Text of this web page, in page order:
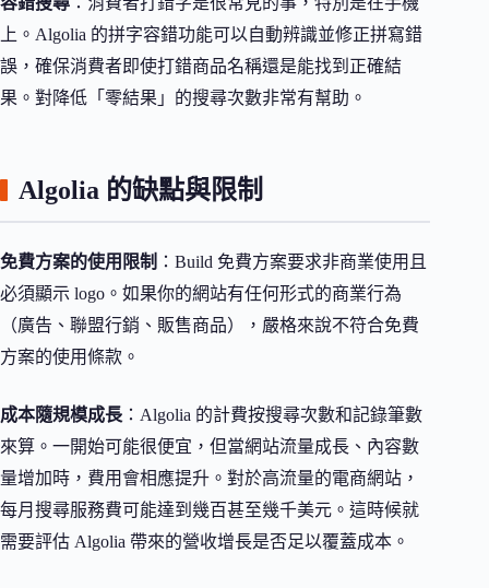
上。Algolia 的拼字容錯功能可以自動辨識並修正拼寫錯
誤，確保消費者即使打錯商品名稱還是能找到正確結
果。對降低「零結果」的搜尋次數非常有幫助。
Algolia 的缺點與限制
免費方案的使用限制 ：Build 免費方案要求非商業使用且
必須顯示 logo。如果你的網站有任何形式的商業行為
（廣告、聯盟行銷、販售商品），嚴格來說不符合免費
方案的使用條款。
成本隨規模成長 ：Algolia 的計費按搜尋次數和記錄筆數
來算。一開始可能很便宜，但當網站流量成長、內容數
量增加時，費用會相應提升。對於高流量的電商網站，
每月搜尋服務費可能達到幾百甚至幾千美元。這時候就
需要評估 Algolia 帶來的營收增長是否足以覆蓋成本。